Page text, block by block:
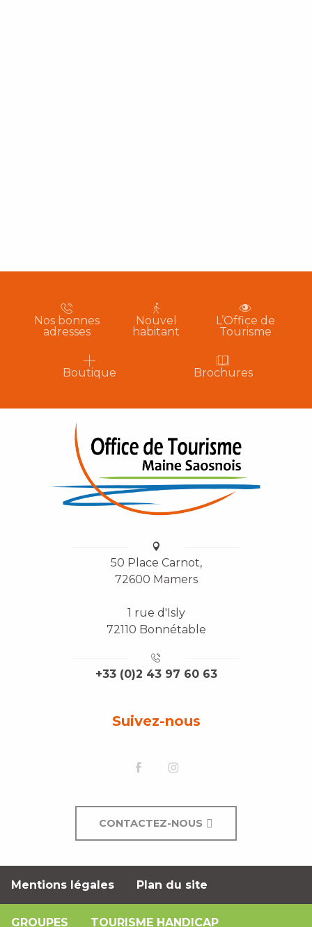
Nos bonnes
adresses
Nouvel
habitant
L’Office de
Tourisme
Boutique Brochures
50 Place Carnot,
72600 Mamers
1 rue d'Isly
72110 Bonnétable
+33 (0)2 43 97 60 63
Suivez-nous
CONTACTEZ-NOUS
Mentions légales Plan du site
GROUPES TOURISME HANDICAP